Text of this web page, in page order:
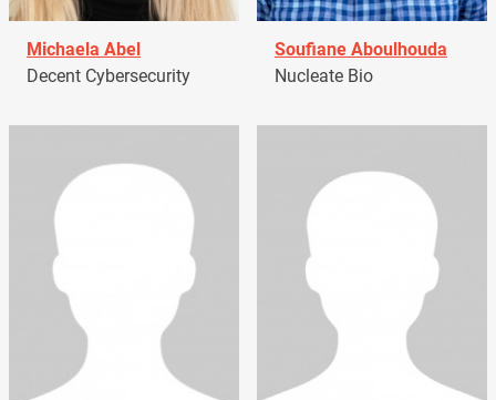
Michaela Abel
Decent Cybersecurity
Soufiane Aboulhouda
Nucleate Bio